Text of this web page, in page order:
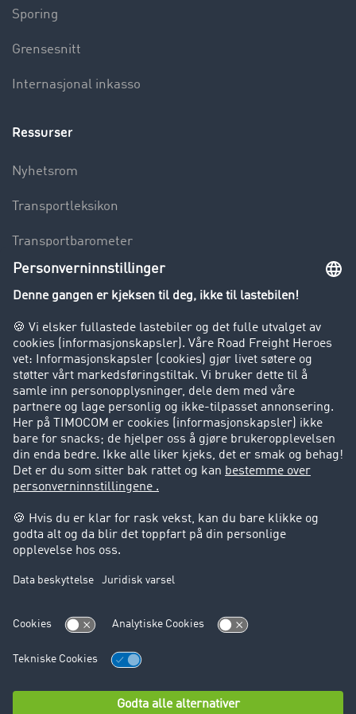
Sporing
Grensesnitt
Internasjonal inkasso
Ressurser
Nyhetsrom
Transportleksikon
Transportbarometer
Innsyn i fraktbørsen
Bedriften
Kunder verver kunder
Suksesshistorier
Kundestøtte
Kundestøtte
Juridisk informasjon
Impressum
Forretningsbetingelser